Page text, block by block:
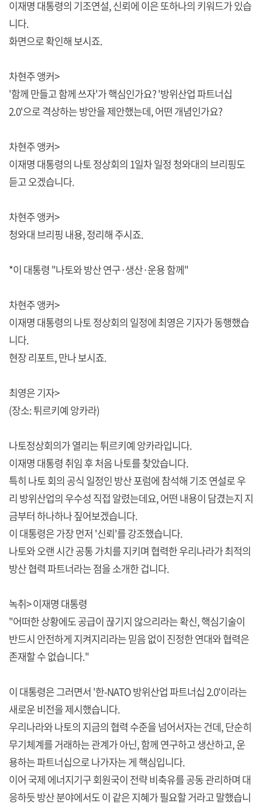
이재명 대통령의 기조연설, 신뢰에 이은 또하나의 키워드가 있습
니다.
화면으로 확인해 보시죠.
차현주 앵커>
'함께 만들고 함께 쓰자'가 핵심인가요? '방위산업 파트너십
2.0'으로 격상하는 방안을 제안했는데, 어떤 개념인가요?
차현주 앵커>
이재명 대통령의 나토 정상회의 1일차 일정 청와대의 브리핑도
듣고 오겠습니다.
차현주 앵커>
청와대 브리핑 내용, 정리해 주시죠.
*이 대통령 "나토와 방산 연구·생산·운용 함께"
차현주 앵커>
이재명 대통령의 나토 정상회의 일정에 최영은 기자가 동행했습
니다.
현장 리포트, 만나 보시죠.
최영은 기자>
(장소: 튀르키예 앙카라)
나토정상회의가 열리는 튀르키예 앙카라입니다.
이재명 대통령 취임 후 처음 나토를 찾았습니다.
특히 나토 회의 공식 일정인 방산 포럼에 참석해 기조 연설로 우
리 방위산업의 우수성 직접 알렸는데요, 어떤 내용이 담겼는지 지
금부터 하나하나 짚어보겠습니다.
이 대통령은 가장 먼저 '신뢰'를 강조했습니다.
나토와 오랜 시간 공통 가치를 지키며 협력한 우리나라가 최적의
방산 협력 파트너라는 점을 소개한 겁니다.
녹취> 이재명 대통령
"어떠한 상황에도 공급이 끊기지 않으리라는 확신, 핵심기술이
반드시 안전하게 지켜지리라는 믿음 없이 진정한 연대와 협력은
존재할 수 없습니다."
이 대통령은 그러면서 '한-NATO 방위산업 파트너십 2.0'이라는
새로운 비전을 제시했습니다.
우리나라와 나토의 지금의 협력 수준을 넘어서자는 건데, 단순히
무기체계를 거래하는 관계가 아닌, 함께 연구하고 생산하고, 운
용하는 파트너십으로 나가자는 게 핵심입니다.
이어 국제 에너지기구 회원국이 전략 비축유를 공동 관리하며 대
응하듯 방산 분야에서도 이 같은 지혜가 필요할 거라고 말했습니